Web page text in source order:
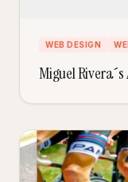
WEB DESIGN
Miguel Rivera´s